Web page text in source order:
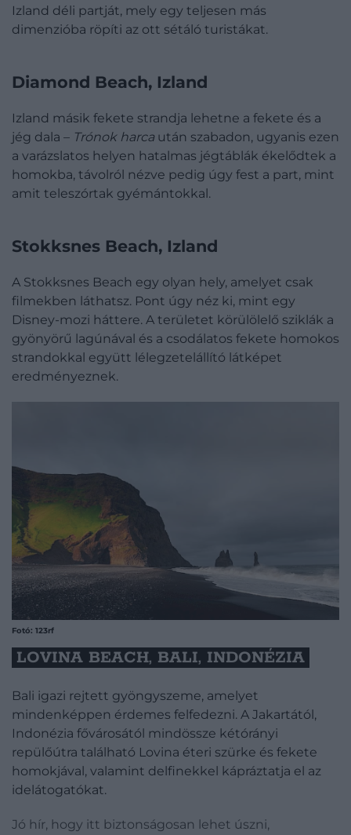
Izland déli partját, mely egy teljesen más
dimenzióba röpíti az ott sétáló turistákat.
Diamond Beach, Izland
Izland másik fekete strandja lehetne a fekete és a
jég dala – Trónok harcaután szabadon, ugyanis ezen
a varázslatos helyen hatalmas jégtáblák ékelődtek a
homokba, távolról nézve pedig úgy fest a part, mint
amit teleszórtak gyémántokkal.
Stokksnes Beach, Izland
A Stokksnes Beach egy olyan hely, amelyet csak
filmekben láthatsz. Pont úgy néz ki, mint egy
Disney-mozi háttere. A területet körülölelő sziklák a
gyönyörű lagúnával és a csodálatos fekete homokos
strandokkal együtt lélegzetelállító látképet
eredményeznek.
Fotó: 123rf
LOVINA BEACH, BALI, INDONÉZIA
Bali igazi rejtett gyöngyszeme, amelyet
mindenképpen érdemes felfedezni. A Jakartától,
Indonézia fővárosától mindössze kétórányi
repülőútra található Lovina éteri szürke és fekete
homokjával, valamint delfinekkel kápráztatja el az
idelátogatókat.
Jó hír, hogy itt biztonságosan lehet úszni,